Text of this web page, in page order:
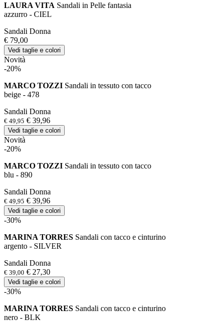
LAURA VITA Sandali in Pelle fantasia
azzurro - CIEL
Sandali Donna
€ 79,00
Vedi taglie e colori
Novità
-20%
MARCO TOZZI Sandali in tessuto con tacco
beige - 478
Sandali Donna
€ 49,95 € 39,96
Vedi taglie e colori
Novità
-20%
MARCO TOZZI Sandali in tessuto con tacco
blu - 890
Sandali Donna
€ 49,95 € 39,96
Vedi taglie e colori
-30%
MARINA TORRES Sandali con tacco e cinturino
argento - SILVER
Sandali Donna
€ 39,00 € 27,30
Vedi taglie e colori
-30%
MARINA TORRES Sandali con tacco e cinturino
nero - BLK